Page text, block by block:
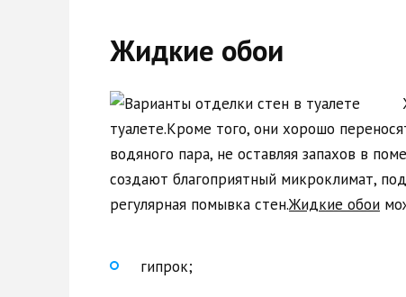
Жидкие обои
туалете.Кроме того, они хорошо
водяного пара, не оставляя запахов в
создают благоприятный микроклимат,
регулярная помывка стен.Жидкие обои
гипрок;